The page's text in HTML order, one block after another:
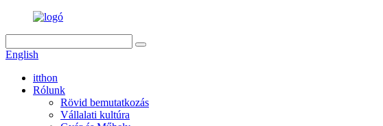
English
itthon
Rólunk
Rövid bemutatkozás
Vállalati kultúra